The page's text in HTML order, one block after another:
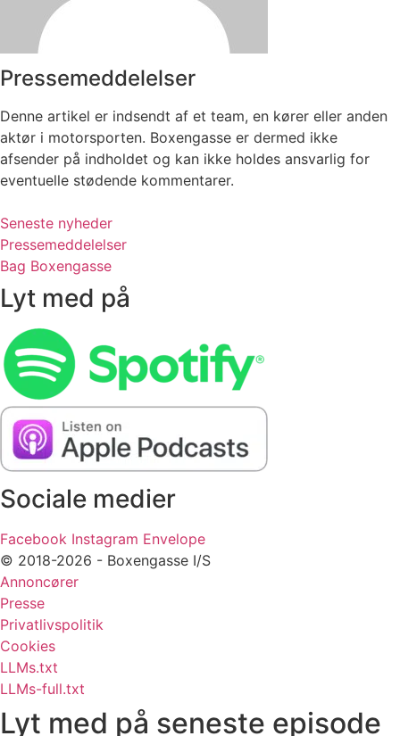
Pressemeddelelser
Denne artikel er indsendt af et team, en kører eller anden
aktør i motorsporten. Boxengasse er dermed ikke
afsender på indholdet og kan ikke holdes ansvarlig for
eventuelle stødende kommentarer.
Seneste nyheder
Pressemeddelelser
Bag Boxengasse
Lyt med på
Sociale medier
Facebook Instagram Envelope
© 2018-2026 - Boxengasse I/S
Annoncører
Presse
Privatlivspolitik
Cookies
LLMs.txt
LLMs-full.txt
Lyt med på seneste episode